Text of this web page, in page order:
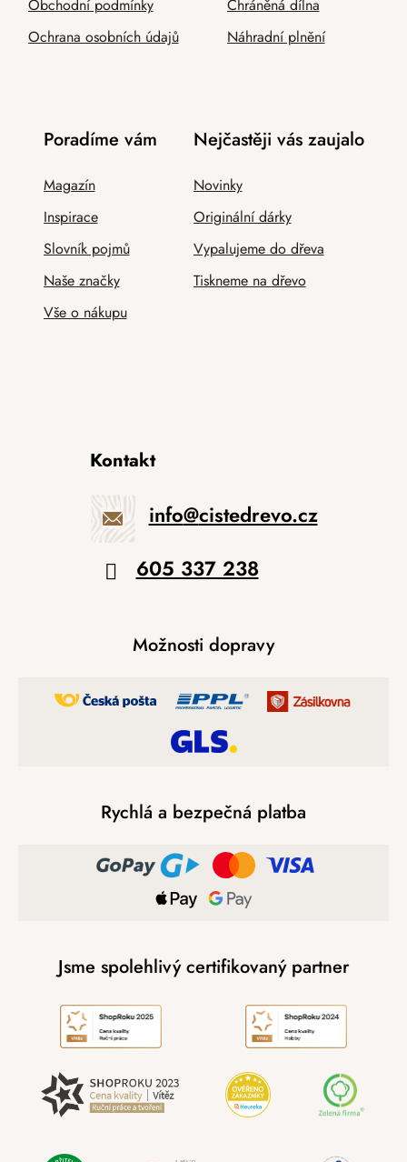
Obchodní podmínky
Ochrana osobních údajů
Chráněná dílna
Náhradní plnění
Poradíme vám
Magazín
Inspirace
Slovník pojmů
Naše značky
Vše o nákupu
Nejčastěji vás zaujalo
Novinky
Originální dárky
Vypalujeme do dřeva
Tiskneme na dřevo
Kontakt
info@cistedrevo.cz
605 337 238
Možnosti dopravy
Rychlá a bezpečná platba
Jsme spolehlivý certifikovaný partner